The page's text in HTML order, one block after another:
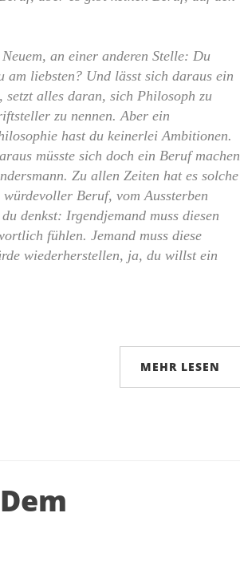
an einer anderen Stelle: Du
am liebsten? Und lässt sich daraus ein
setzt alles daran, sich Philosoph zu
zu nennen. Aber ein
hast du keinerlei Ambitionen.
müsste sich doch ein Beruf machen
Zu allen Zeiten hat es solche
Beruf, vom Aussterben
denkst: Irgendjemand muss diesen
fühlen. Jemand muss diese
wiederherstellen, ja, du willst ein
MEHR LESEN